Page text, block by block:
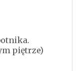
piętrze)